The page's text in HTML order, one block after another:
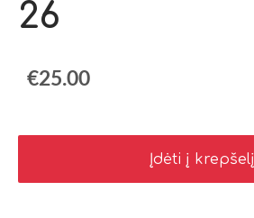
26
€25.00
Įdėti į krepšelį